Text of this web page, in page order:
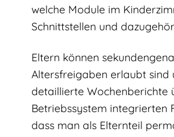
welche Module im
Schnittstellen und
Eltern können
Altersfreigaben erlaubt
detaillierte Wochenberichte
Betriebssystem integrierten
dass man als Elternteil